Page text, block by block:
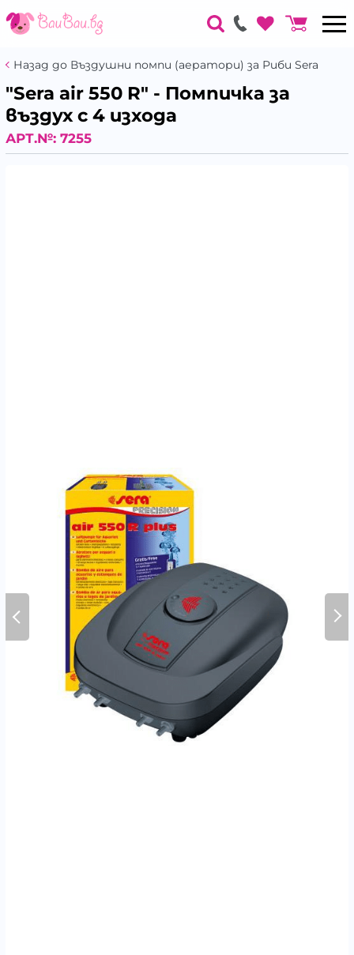
Назад до Въздушни помпи (аератори) за Риби Sera
"Sera air 550 R" - Помпичка за
въздух с 4 изхода
АРТ.№: 7255